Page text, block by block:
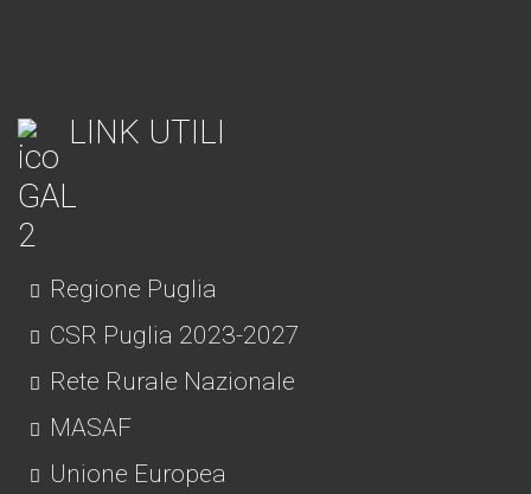
LINK UTILI
Regione Puglia
CSR Puglia 2023-2027
Rete Rurale Nazionale
MASAF
Unione Europea